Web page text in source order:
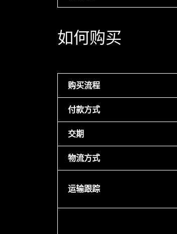
如何购买
购买流程
付款方式
交期
物流方式
运输跟踪